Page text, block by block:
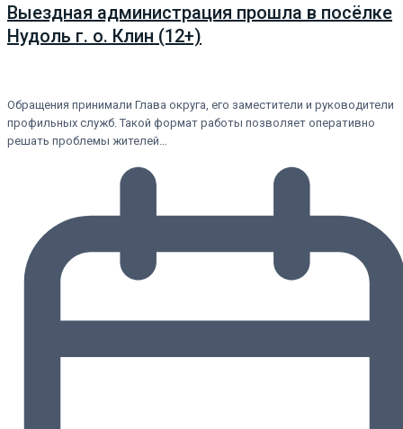
Выездная администрация прошла в посёлке
Нудоль г. о. Клин (12+)
Обращения принимали Глава округа, его заместители и руководители
профильных служб. Такой формат работы позволяет оперативно
решать проблемы жителей…